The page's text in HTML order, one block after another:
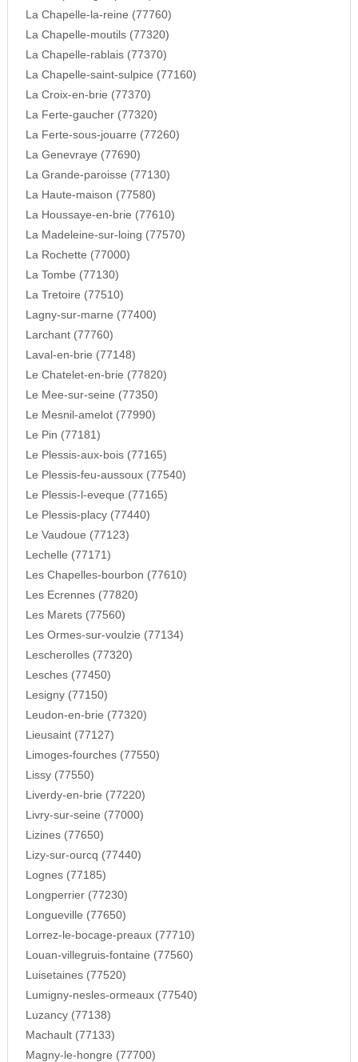
La Chapelle-la-reine (77760)
La Chapelle-moutils (77320)
La Chapelle-rablais (77370)
La Chapelle-saint-sulpice (77160)
La Croix-en-brie (77370)
La Ferte-gaucher (77320)
La Ferte-sous-jouarre (77260)
La Genevraye (77690)
La Grande-paroisse (77130)
La Haute-maison (77580)
La Houssaye-en-brie (77610)
La Madeleine-sur-loing (77570)
La Rochette (77000)
La Tombe (77130)
La Tretoire (77510)
Lagny-sur-marne (77400)
Larchant (77760)
Laval-en-brie (77148)
Le Chatelet-en-brie (77820)
Le Mee-sur-seine (77350)
Le Mesnil-amelot (77990)
Le Pin (77181)
Le Plessis-aux-bois (77165)
Le Plessis-feu-aussoux (77540)
Le Plessis-l-eveque (77165)
Le Plessis-placy (77440)
Le Vaudoue (77123)
Lechelle (77171)
Les Chapelles-bourbon (77610)
Les Ecrennes (77820)
Les Marets (77560)
Les Ormes-sur-voulzie (77134)
Lescherolles (77320)
Lesches (77450)
Lesigny (77150)
Leudon-en-brie (77320)
Lieusaint (77127)
Limoges-fourches (77550)
Lissy (77550)
Liverdy-en-brie (77220)
Livry-sur-seine (77000)
Lizines (77650)
Lizy-sur-ourcq (77440)
Lognes (77185)
Longperrier (77230)
Longueville (77650)
Lorrez-le-bocage-preaux (77710)
Louan-villegruis-fontaine (77560)
Luisetaines (77520)
Lumigny-nesles-ormeaux (77540)
Luzancy (77138)
Machault (77133)
Magny-le-hongre (77700)